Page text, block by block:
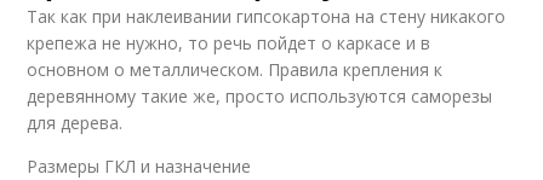
Так как при наклеивании гипсокартона на стену никакого
крепежа не нужно, то речь пойдет о каркасе и в
основном о металлическом. Правила крепления к
деревянному такие же, просто используются саморезы
для дерева.
Размеры ГКЛ и назначение